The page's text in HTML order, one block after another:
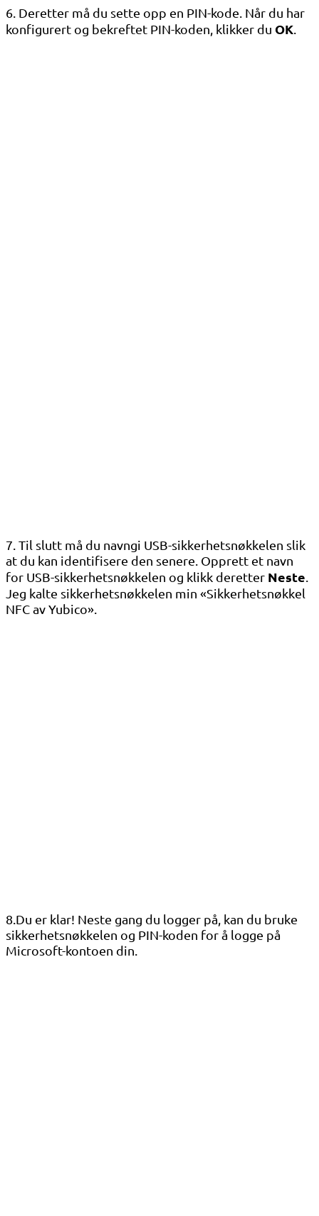
6. Deretter må du sette opp en PIN-kode. Når du har
konfigurert og bekreftet PIN-koden, klikker du OK
7. Til slutt må du navngi USB-sikkerhetsnøkkelen slik
at du kan identifisere den senere. Opprett et navn
for USB-sikkerhetsnøkkelen og klikk deretter Neste
Jeg kalte sikkerhetsnøkkelen min «Sikkerhetsnøkkel
NFC av Yubico».
8.Du er klar! Neste gang du logger på, kan du bruke
sikkerhetsnøkkelen og PIN-koden for å logge på
Microsoft-kontoen din.